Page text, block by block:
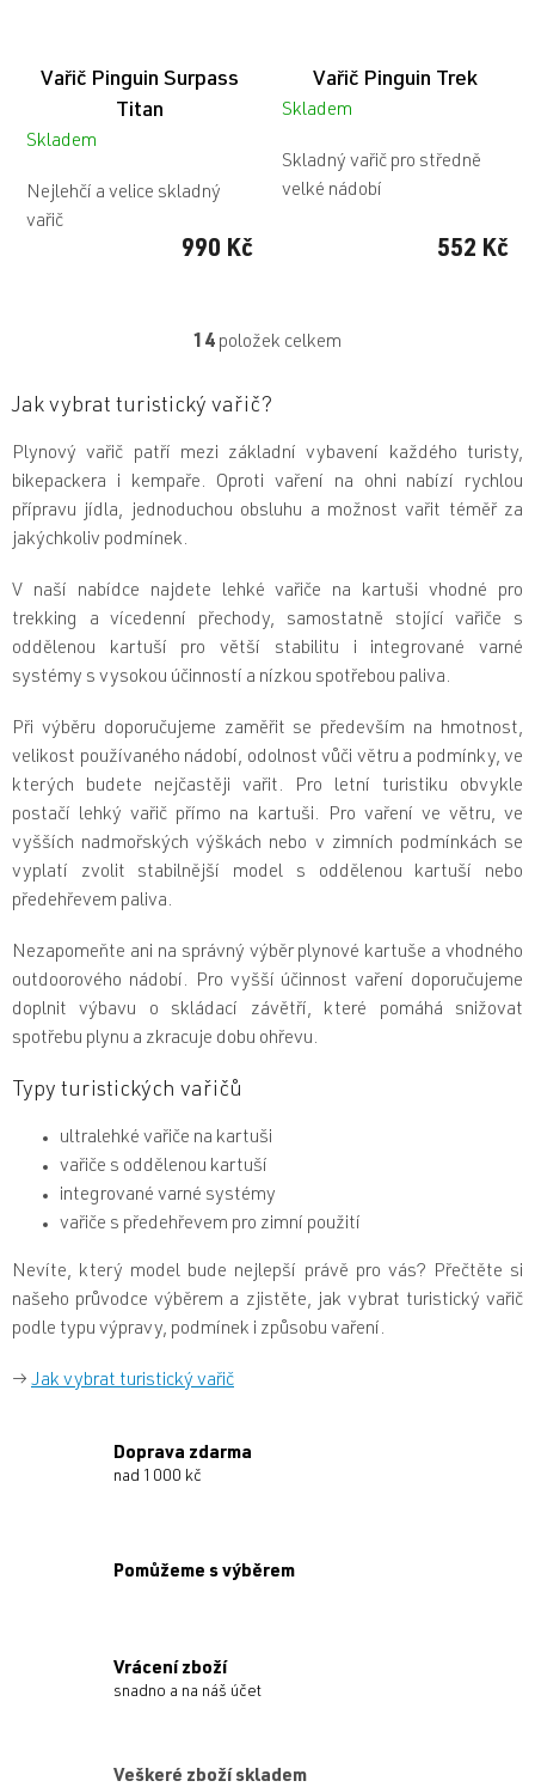
Vařič Pinguin Surpass
Titan
Skladem
990 Kč
Nejlehčí a velice skladný
vařič
Vařič Pinguin Trek
Skladem
552 Kč
Skladný vařič pro středně
velké nádobí
O
l
á
d
a
c
í
v
y
v
ý
i
s
u
14 položek celkem
Jak vybrat turistický vařič?
Plynový vařič patří mezi základní vybavení každého turisty,
bikepackera i kempaře. Oproti vaření na ohni nabízí rychlou
přípravu jídla, jednoduchou obsluhu a možnost vařit téměř za
jakýchkoliv podmínek.
V naší nabídce najdete lehké vařiče na kartuši vhodné pro
trekking a vícedenní přechody, samostatně stojící vařiče s
oddělenou kartuší pro větší stabilitu i integrované varné
systémy s vysokou účinností a nízkou spotřebou paliva.
Při výběru doporučujeme zaměřit se především na hmotnost,
velikost používaného nádobí, odolnost vůči větru a podmínky, ve
kterých budete nejčastěji vařit. Pro letní turistiku obvykle
postačí lehký vařič přímo na kartuši. Pro vaření ve větru, ve
vyšších nadmořských výškách nebo v zimních podmínkách se
vyplatí zvolit stabilnější model s oddělenou kartuší nebo
předehřevem paliva.
Nezapomeňte ani na správný výběr plynové kartuše a vhodného
outdoorového nádobí. Pro vyšší účinnost vaření doporučujeme
doplnit výbavu o skládací závětří, které pomáhá snižovat
spotřebu plynu a zkracuje dobu ohřevu.
Typy turistických vařičů
ultralehké vařiče na kartuši
vařiče s oddělenou kartuší
integrované varné systémy
vařiče s předehřevem pro zimní použití
Nevíte, který model bude nejlepší právě pro vás? Přečtěte si
našeho průvodce výběrem a zjistěte, jak vybrat turistický vařič
podle typu výpravy, podmínek i způsobu vaření.
→ Jak vybrat turistický vařič
Doprava zdarma
nad 1000 kč
Pomůžeme s výběrem
Vrácení zboží
snadno a na náš účet
Veškeré zboží skladem